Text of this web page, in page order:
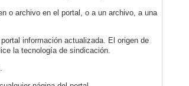
o archivo en el portal, o a un archivo, a una
información actualizada. El origen de
la tecnología de sindicación.